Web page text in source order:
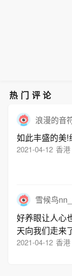
热门评论
浪漫的音
如此丰盛的美!
2021-04-12 香港
雪候鸟
好养眼让人心
天向我们走来
2021-04-12 香港